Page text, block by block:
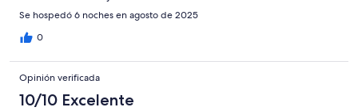
Se hospedó 6 noches en agosto de 2025
0
Opinión verificada
10/10 Excelente